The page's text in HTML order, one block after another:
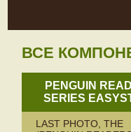
ВСЕ
PENGUIN
SERIES
LAST PHOTO, THE